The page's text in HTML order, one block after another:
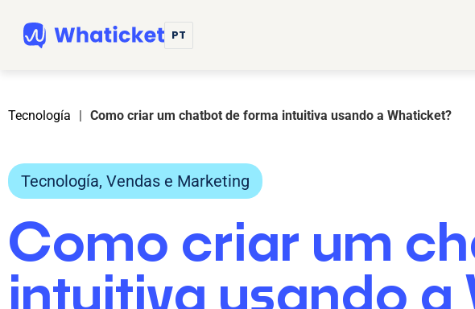
PT
Tecnología | Como criar um chatbot de forma intuitiva usando a Whaticket?
Tecnología, Vendas e Marketing
Como criar um
intuitiva usando a